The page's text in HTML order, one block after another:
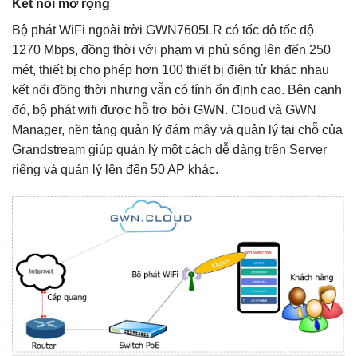
Kết nối mở rộng
Bộ phát WiFi ngoài trời GWN7605LR có tốc độ tốc độ
1270 Mbps, đồng thời với phạm vi phủ sóng lên đến 250
mét, thiết bị cho phép hơn 100 thiết bị điện tử khác nhau
kết nối đồng thời nhưng vẫn có tính ổn định cao. Bên cạnh
đó, bộ phát wifi được hỗ trợ bởi GWN. Cloud và GWN
Manager, nền tảng quản lý đám mây và quản lý tại chỗ của
Grandstream giúp quản lý một cách dễ dàng trên Server
riêng và quản lý lên đến 50 AP khác.